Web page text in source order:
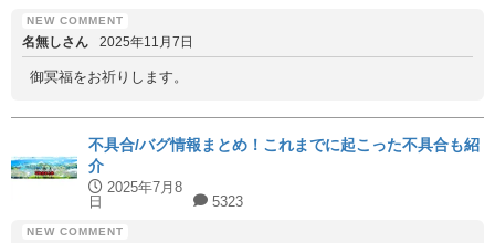
名無しさん 2025年11月7日
御冥福をお祈りします。
不具合/バグ情報まとめ！これまでに起こった不具合も紹
介
2025年7月8
日
5323